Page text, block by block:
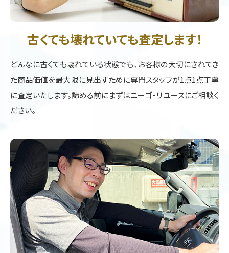
古くても壊れていても査定します！
どんなに古くても壊れている状態でも、お客様の大切にされてき
た商品価値を最大限に見出すために専門スタッフが1点1点丁寧
に査定いたします。諦める前にまずはニーゴ・リユースにご相談く
ださい。